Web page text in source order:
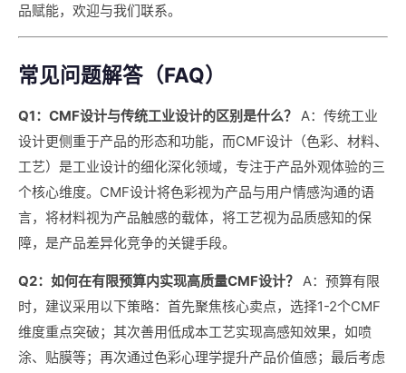
品赋能，欢迎与我们联系。
常见问题解答（FAQ）
Q1：CMF设计与传统工业设计的区别是什么？ A：传统工业
设计更侧重于产品的形态和功能，而CMF设计（色彩、材料、
工艺）是工业设计的细化深化领域，专注于产品外观体验的三
个核心维度。CMF设计将色彩视为产品与用户情感沟通的语
言，将材料视为产品触感的载体，将工艺视为品质感知的保
障，是产品差异化竞争的关键手段。
Q2：如何在有限预算内实现高质量CMF设计？ A：预算有限
时，建议采用以下策略：首先聚焦核心卖点，选择1-2个CMF
维度重点突破；其次善用低成本工艺实现高感知效果，如喷
涂、贴膜等；再次通过色彩心理学提升产品价值感；最后考虑